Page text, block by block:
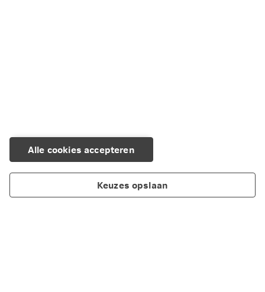
Alle cookies accepteren
Keuzes opslaan